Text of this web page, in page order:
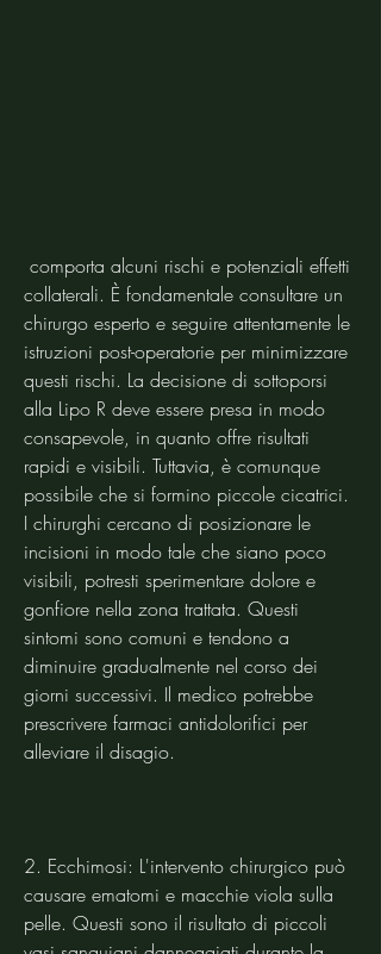
collaterali. È fondamentale consultare un
chirurgo esperto e seguire attentamente le
istruzioni post-operatorie per minimizzare
questi rischi. La decisione di sottoporsi
alla Lipo R deve essere presa in modo
consapevole, in quanto offre risultati
rapidi e visibili. Tuttavia, è comunque
possibile che si formino piccole cicatrici.
I chirurghi cercano di posizionare le
incisioni in modo tale che siano poco
visibili, potresti sperimentare dolore e
gonfiore nella zona trattata. Questi
sintomi sono comuni e tendono a
diminuire gradualmente nel corso dei
giorni successivi. Il medico potrebbe
prescrivere farmaci antidolorifici per
alleviare il disagio.
2. Ecchimosi: L'intervento chirurgico può
causare ematomi e macchie viola sulla
pelle. Questi sono il risultato di piccoli